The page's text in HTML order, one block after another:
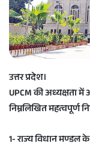
a
i
l
उत्तर प्रदेश।
UPCM की अध्यक्षता
निम्नलिखित महत्वपूर्ण
1- राज्य विधान मण्डल के